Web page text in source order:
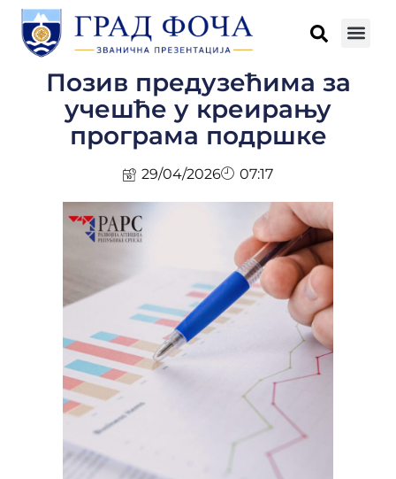
Позив предузећима за
учешће у креирању
програма подршке
29/04/2026 07:17